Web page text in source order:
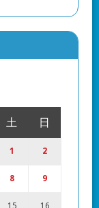
土 日
1 2
8 9
15 16